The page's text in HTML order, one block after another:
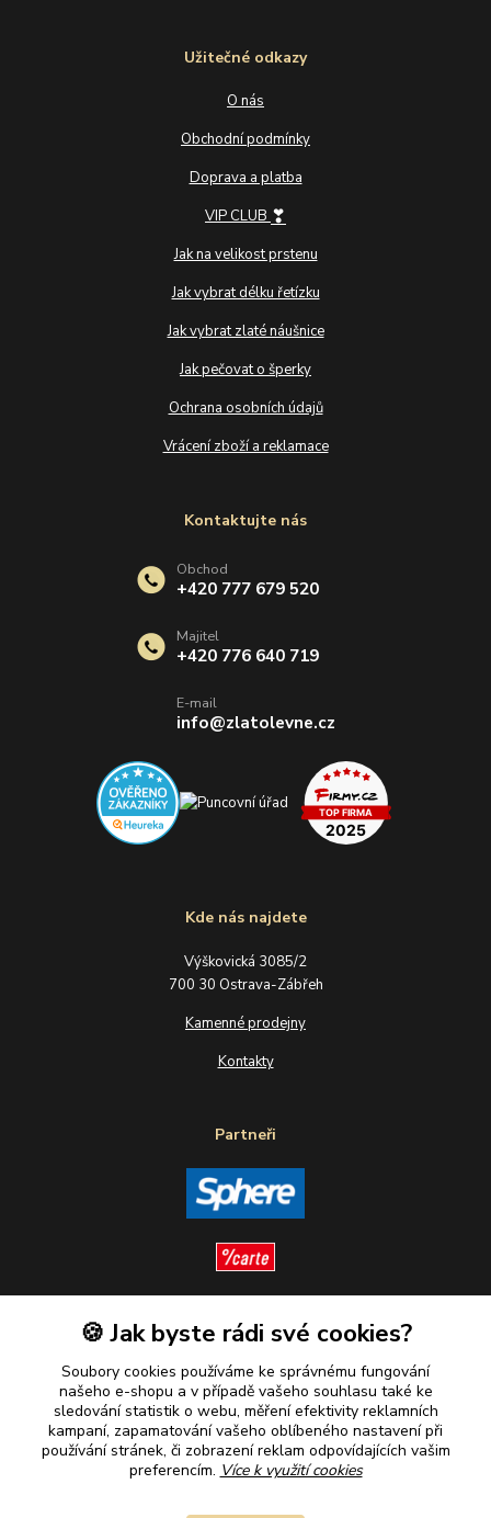
Užitečné odkazy
O nás
Obchodní podmínky
Doprava a platba
VIP CLUB ❣
Jak na velikost prstenu
Jak vybrat délku řetízku
Jak vybrat zlaté náušnice
Jak pečovat o šperky
Ochrana osobních údajů
Vrácení zboží a reklamace
Kde nás najdete
Výškovická 3085/2
700 30 Ostrava-Zábřeh
Kamenné prodejny
Kontakty
Partneři
Sledujte nás
Plaťte u nás bezpečně
Kontaktujte nás
Obchod
+420 777 679 520
Majitel
+420 776 640 719
E-mail
info@zlatolevne.cz
🍪 Jak byste rádi své cookies?
Soubory cookies používáme ke správnému fungování
našeho e-shopu a v případě vašeho souhlasu také ke
sledování statistik o webu, měření efektivity reklamních
kampaní, zapamatování vašeho oblíbeného nastavení při
používání stránek, či zobrazení reklam odpovídajících vašim
preferencím. Více k využití cookies